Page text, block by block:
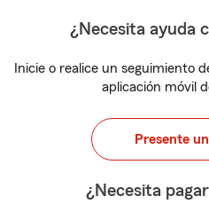
¿Necesita ayuda
Inicie o realice un seguimiento
aplicación móvil
Presente
¿Necesita